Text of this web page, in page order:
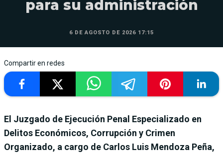
para su administración
6 DE AGOSTO DE 2026 17:15
Compartir en redes
El Juzgado de Ejecución Penal Especializado en
Delitos Económicos, Corrupción y Crimen
Organizado, a cargo de Carlos Luis Mendoza Peña,